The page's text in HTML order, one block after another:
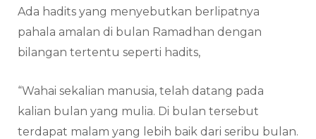
Ada hadits yang menyebutkan berlipatnya
pahala amalan di bulan Ramadhan dengan
bilangan tertentu seperti hadits,
“Wahai sekalian manusia, telah datang pada
kalian bulan yang mulia. Di bulan tersebut
terdapat malam yang lebih baik dari seribu bulan.